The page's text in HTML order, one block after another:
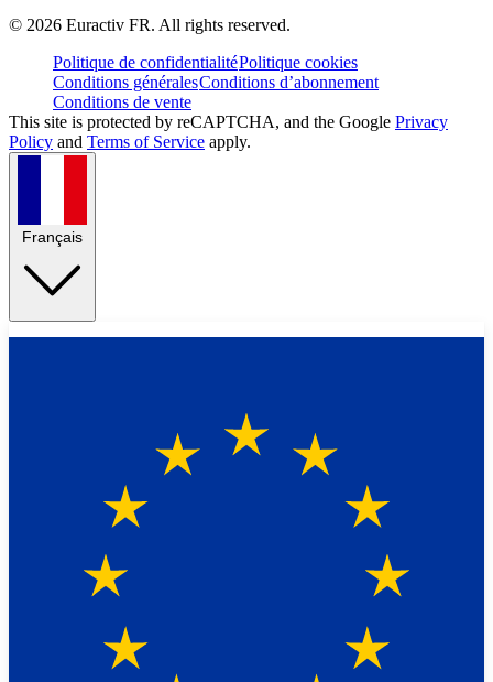
© 2026 Euractiv FR. All rights reserved.
Politique de confidentialitéPolitique cookies
Conditions généralesConditions d’abonnement
Conditions de vente
This site is protected by reCAPTCHA, and the Google Privacy
Policy and Terms of Service apply.
Français